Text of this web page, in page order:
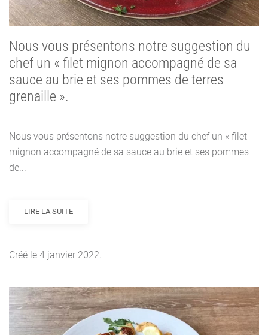
Nous vous présentons notre suggestion du
chef un « filet mignon accompagné de sa
sauce au brie et ses pommes de terres
grenaille ».
Nous vous présentons notre suggestion du chef un « filet
mignon accompagné de sa sauce au brie et ses pommes
de...
LIRE LA SUITE
Créé le 4 janvier 2022